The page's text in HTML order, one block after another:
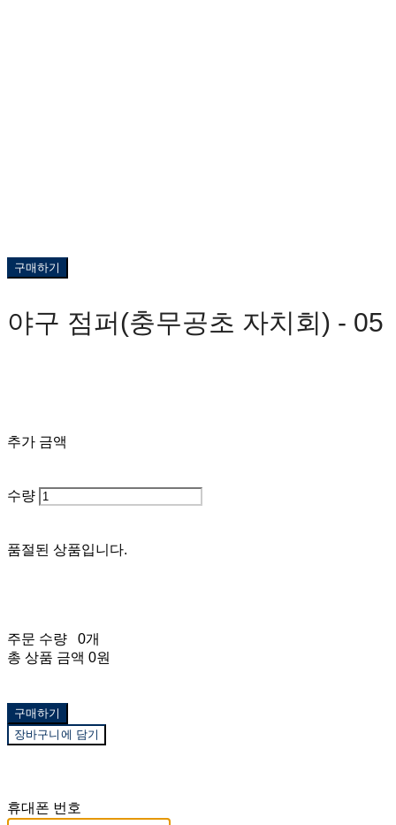
구매하기
야구 점퍼(충무공초 자치회) - 05
추가 금액
수량
품절된 상품입니다.
주문 수량
0개
총 상품 금액 0원
구매하기
장바구니에 담기
휴대폰 번호